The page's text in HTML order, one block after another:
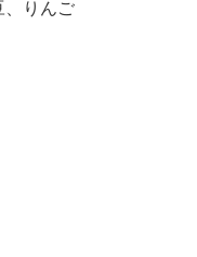
、りんご